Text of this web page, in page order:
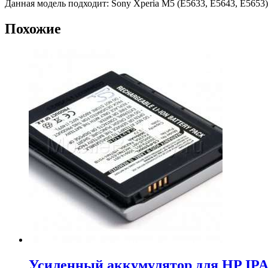
Данная модель подходит: Sony Xperia M5 (E5633, E5643, E5653)
Похожие